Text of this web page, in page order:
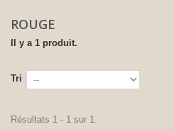
ROUGE
Il y a 1 produit.
Tri
Résultats 1 - 1 sur 1.